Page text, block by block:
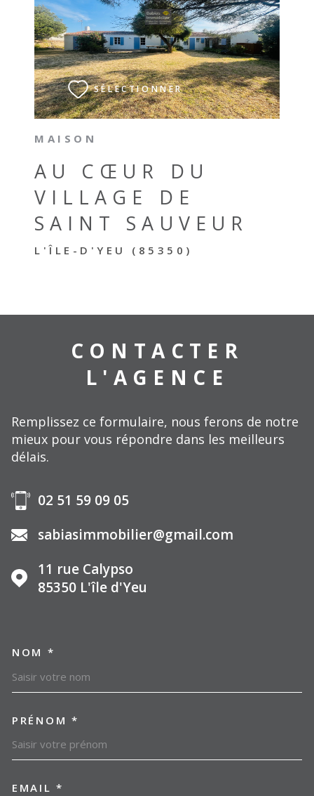
MAISON
AU CŒUR DU
VILLAGE DE
SAINT SAUVEUR
L'ÎLE-D'YEU (85350)
SÉLECTIONNER
VOIR LE BIEN
CONTACTER
L'AGENCE
Remplissez ce formulaire, nous ferons de notre
mieux pour vous répondre dans les meilleurs
délais.
02 51 59 09 05
sabiasimmobilier@gmail.com
11 rue Calypso
85350
L'île d'Yeu
NOM *
PRÉNOM *
EMAIL *